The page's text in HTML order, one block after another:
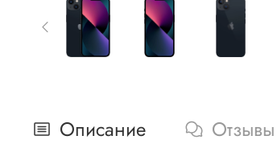
Описание Отзывы